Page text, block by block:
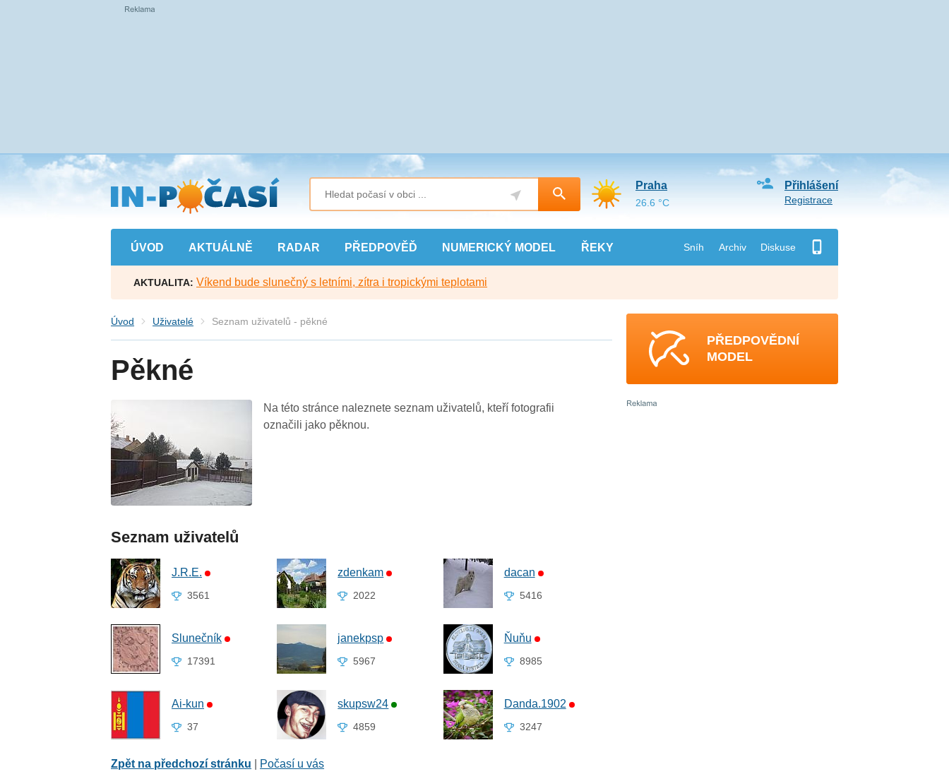
Přejít
na
hlavní
obsah
ÚVOD AKTUÁLNĚ RADAR PŘEDPOVĚĎ NUMERICKÝ MODEL ŘEKY Sníh Archiv Diskuse
Přihlášení
Registrace
Praha
26.6 °C
AKTUALITA: Víkend bude slunečný s letními, zítra i tropickými teplotami
Úvod Uživatelé Seznam uživatelů - pěkné
Pěkné
Na této stránce naleznete seznam uživatelů, kteří fotografii
označili jako pěknou.
Seznam uživatelů
J.R.E.
3561
zdenkam
2022
dacan
5416
Slunečník
17391
janekpsp
5967
Ňuňu
8985
Ai-kun
37
skupsw24
4859
Danda.1902
3247
Zpět na předchozí stránku Počasí u vás
PŘEDPOVĚDNÍ
MODEL